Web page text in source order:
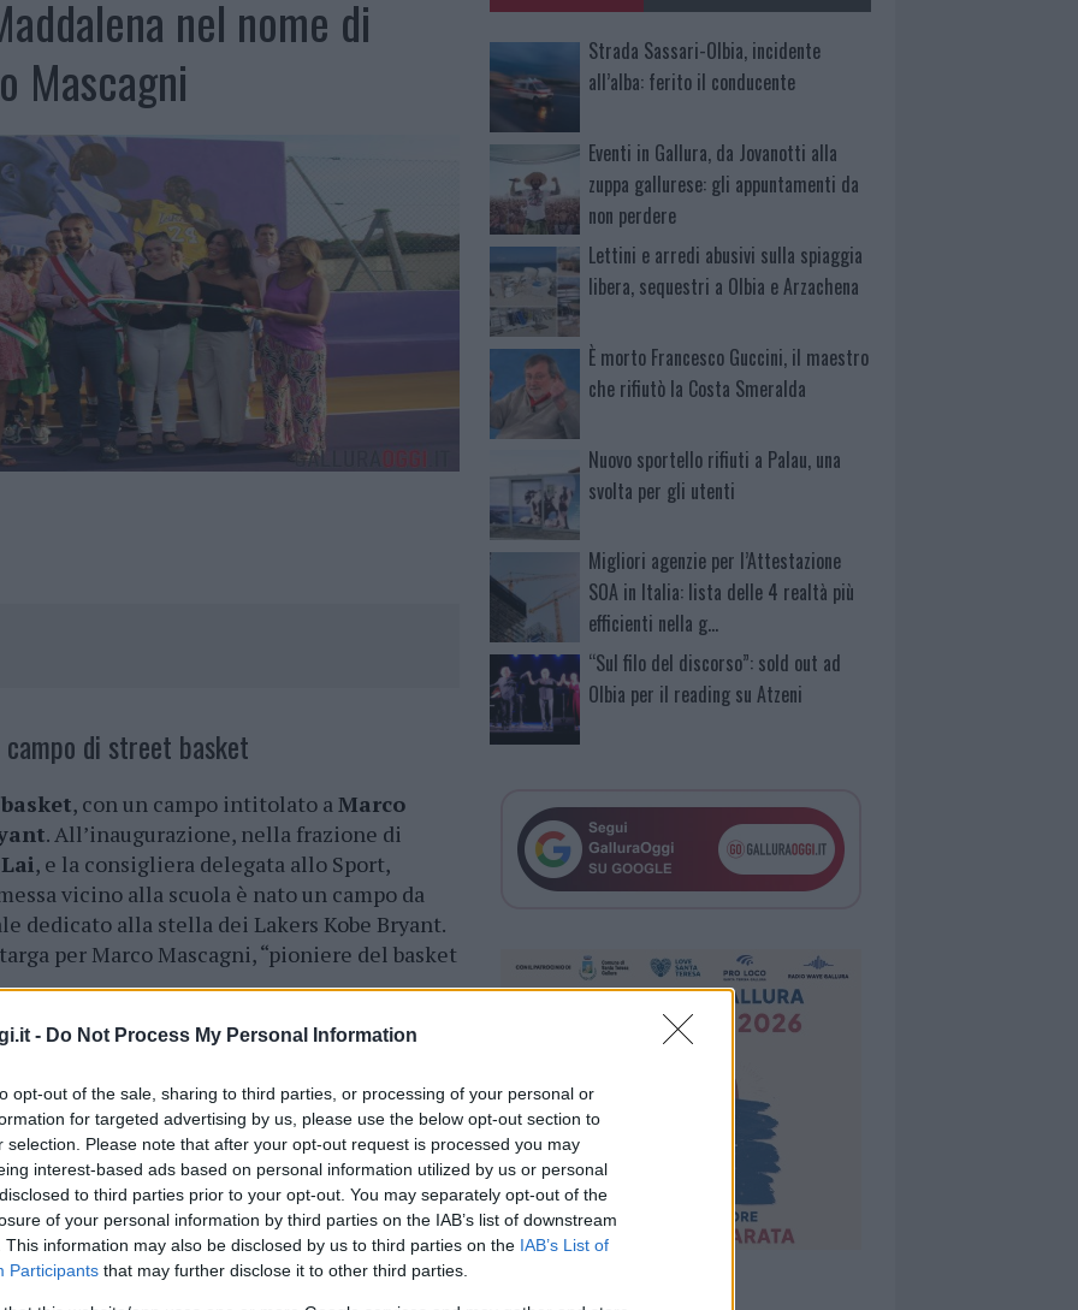
- Do Not Process My Personal Information
opt-out of the sale, sharing to third parties, or processing of your personal or
for targeted advertising by us, please use the below opt-out section to
selection. Please note that after your opt-out request is processed you may
interest-based ads based on personal information utilized by us or personal
to third parties prior to your opt-out. You may separately opt-out of the
of your personal information by third parties on the IAB’s list of downstream
This information may also be disclosed by us to third parties on the IAB’s List of
Participants that may further disclose it to other third parties.
nel nome di
Mascagni
di street basket
, con un campo intitolato aMarco
. All’inaugurazione, nella frazione di
, e la consigliera delegata allo Sport,
vicino alla scuola è nato un campo da
dedicato alla stella dei Lakers Kobe Bryant.
per Marco Mascagni, “pioniere del basket
un campo da street basket e sarà
senza ombra di dubbio – commenta il
emozioni che si provano quando si realizza
e si restituisce alla Città sono sempre
piano quel posto torna a vivere. Ma ieri c’è
di speciale”.
Strada Sassari-Olbia, incidente
all’alba: ferito il conducente
Eventi in Gallura, da Jovanotti alla
zuppa gallurese: gli appuntamenti da
non perdere
Lettini e arredi abusivi sulla spiaggia
libera, sequestri a Olbia e Arzachena
È morto Francesco Guccini, il maestro
che rifiutò la Costa Smeralda
Nuovo sportello rifiuti a Palau, una
svolta per gli utenti
Migliori agenzie per l’Attestazione
SOA in Italia: lista delle 4 realtà più
efficienti nella g…
“Sul filo del discorso”: sold out ad
Olbia per il reading su Atzeni